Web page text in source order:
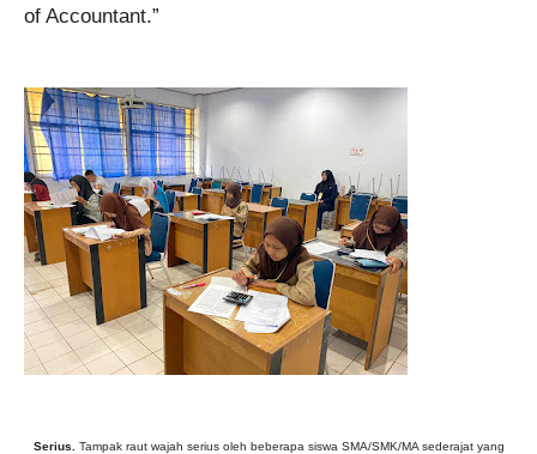
of Accountant.”
Serius. Tampak raut wajah serius oleh beberapa siswa SMA/SMK/MA sederajat yang